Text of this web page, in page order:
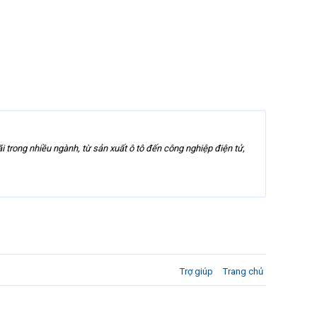
nhiều ngành, từ sản xuất ô tô đến công nghiệp điện tử,
Trợ giúp Trang chủ